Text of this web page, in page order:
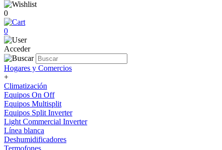
0
0
Acceder
Hogares y Comercios
+
Climatización
Equipos On Off
Equipos Multisplit
Equipos Split Inverter
Light Commercial Inverter
Línea blanca
Deshumidificadores
Termofones